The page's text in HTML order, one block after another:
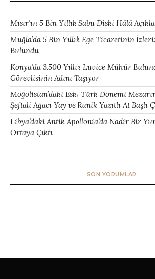
Mısır’ın 5 Bin Yıllık Sabu Diski Hâlâ
Muğla’da 5 Bin Yıllık Ege Ticaretinin
Bulundu
Konya’da 3.500 Yıllık Luvice Mühür
Görevlisinin Adını Taşıyor
Moğolistan’daki Eski Türk Dönemi
Şeftali Ağacı Yay ve Runik Yazıtlı At Başlı
Libya’daki Antik Apollonia’da Nadir Bir
Ortaya Çıktı
SON YORUMLAR